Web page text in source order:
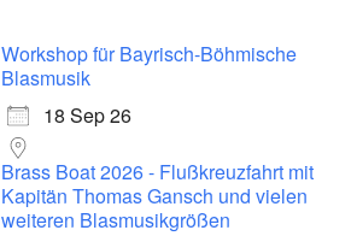
Workshop für Bayrisch-Böhmische
Blasmusik
18 Sep 26
Brass Boat 2026 - Flußkreuzfahrt mit
Kapitän Thomas Gansch und vielen
weiteren Blasmusikgrößen